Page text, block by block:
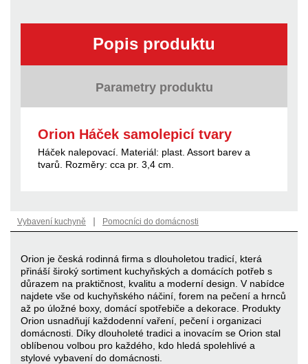
Popis produktu
Parametry produktu
Orion Háček samolepicí tvary
Háček nalepovací. Materiál: plast. Assort barev a
tvarů. Rozměry: cca pr. 3,4 cm.
Vybavení kuchyně | Pomocníci do domácnosti
Orion je česká rodinná firma s dlouholetou tradicí, která
přináší široký sortiment kuchyňských a domácích potřeb s
důrazem na praktičnost, kvalitu a moderní design. V nabídce
najdete vše od kuchyňského náčiní, forem na pečení a hrnců
až po úložné boxy, domácí spotřebiče a dekorace. Produkty
Orion usnadňují každodenní vaření, pečení i organizaci
domácnosti. Díky dlouholeté tradici a inovacím se Orion stal
oblíbenou volbou pro každého, kdo hledá spolehlivé a
stylové vybavení do domácnosti.